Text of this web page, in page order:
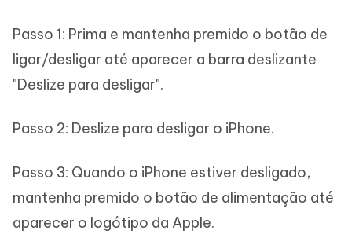
Passo 1: Prima e mantenha premido o botão de
ligar/desligar até aparecer a barra deslizante
"Deslize para desligar".
Passo 2: Deslize para desligar o iPhone.
Passo 3: Quando o iPhone estiver desligado,
mantenha premido o botão de alimentação até
aparecer o logótipo da Apple.